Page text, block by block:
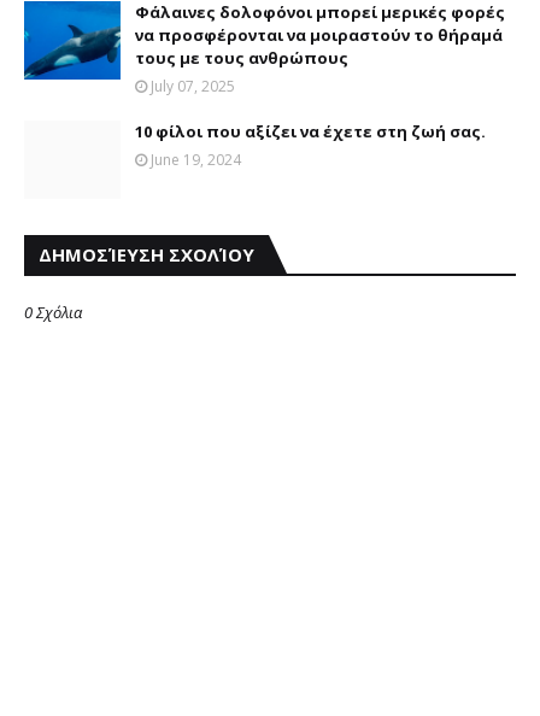
Φάλαινες δολοφόνοι μπορεί μερικές φορές
να προσφέρονται να μοιραστούν το θήραμά
τους με τους ανθρώπους
July 07, 2025
10 φίλοι που αξίζει να έχετε στη ζωή σας.
June 19, 2024
ΔΗΜΟΣΊΕΥΣΗ ΣΧΟΛΊΟΥ
0 Σχόλια